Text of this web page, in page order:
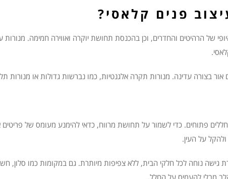
פנים קלאסי?
הרהיטים והחדרים, וכן בהכנסת תחושת יוקרה ואווירה חמימה. מנורות
בצורה עדינה. מנורות תקרה אלגנטיות, כמו נברשות גדולות או מנורות
חללים פתוחים. כדי לשמור על תחושת מרווח, כדאי להימנע מעומס של
על העין.
גישה נוחה לכל חלקי הבית, ללא צפיפות מיותרת. גם במקומות כמו סלון,